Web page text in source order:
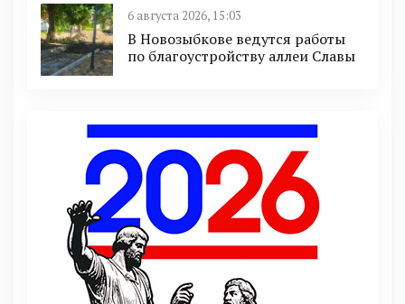
6 августа 2026, 15:03
В Новозыбкове ведутся работы
по благоустройству аллеи Славы